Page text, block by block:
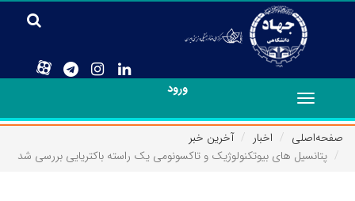
ورود
Toggle
navigation
صفحه‌اصلی
اخبار
آخرین خبر
پتانسیل های بیوتکنولوژیک و تاکسونومی یک راسته باکتریایی بررسی شد